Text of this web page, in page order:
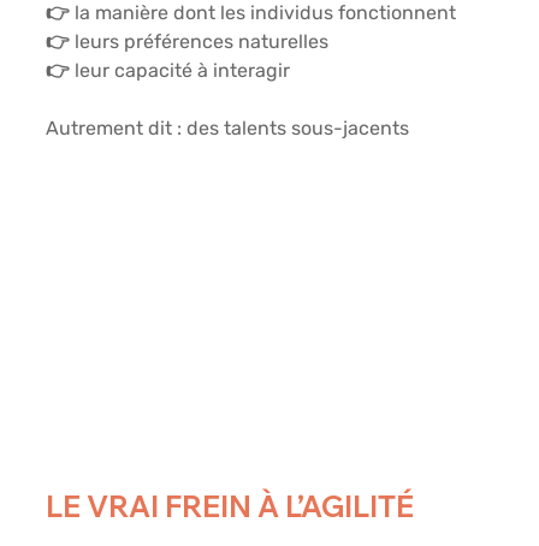
👉 la manière dont les individus fonctionnent
👉 leurs préférences naturelles
👉 leur capacité à interagir
Autrement dit : des talents sous-jacents
LE VRAI FREIN À L’AGILITÉ